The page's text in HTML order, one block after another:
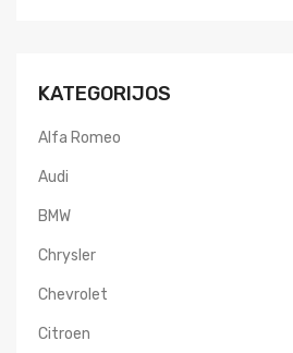
KATEGORIJOS
Alfa Romeo
Audi
BMW
Chrysler
Chevrolet
Citroen